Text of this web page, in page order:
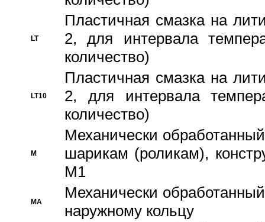
LT
Пластичная смазка на
2, для интервала
количество)
LT10
Пластичная смазка на
2, для интервала
количество)
M
Механически
шарикам (роликам),
M1
MA
Механически
наружному кольцу